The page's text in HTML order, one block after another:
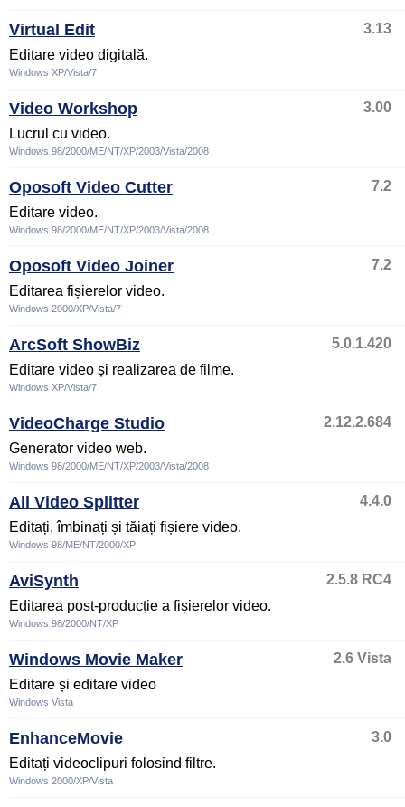
Virtual Edit
3.13
Editare video digitală.
Windows XP/Vista/7
Video Workshop
3.00
Lucrul cu video.
Windows 98/2000/ME/NT/XP/2003/Vista/2008
Oposoft Video Cutter
7.2
Editare video.
Windows 98/2000/ME/NT/XP/2003/Vista/2008
Oposoft Video Joiner
7.2
Editarea fișierelor video.
Windows 2000/XP/Vista/7
ArcSoft ShowBiz
5.0.1.420
Editare video și realizarea de filme.
Windows XP/Vista/7
VideoCharge Studio
2.12.2.684
Generator video web.
Windows 98/2000/ME/NT/XP/2003/Vista/2008
All Video Splitter
4.4.0
Editați, îmbinați și tăiați fișiere video.
Windows 98/ME/NT/2000/XP
AviSynth
2.5.8 RC4
Editarea post-producție a fișierelor video.
Windows 98/2000/NT/XP
Windows Movie Maker
2.6 Vista
Editare și editare video
Windows Vista
EnhanceMovie
3.0
Editați videoclipuri folosind filtre.
Windows 2000/XP/Vista